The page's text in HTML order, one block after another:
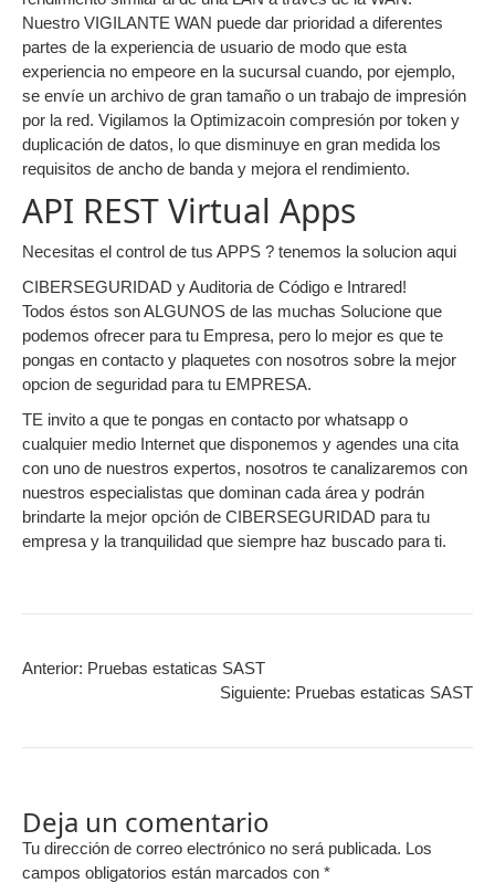
Nuestro VIGILANTE WAN puede dar prioridad a diferentes
partes de la experiencia de usuario de modo que esta
experiencia no empeore en la sucursal cuando, por ejemplo,
se envíe un archivo de gran tamaño o un trabajo de impresión
por la red. Vigilamos la Optimizacoin compresión por token y
duplicación de datos, lo que disminuye en gran medida los
requisitos de ancho de banda y mejora el rendimiento.
API REST Virtual Apps
Necesitas el control de tus APPS ? tenemos la solucion aqui
CIBERSEGURIDAD y Auditoria de Código e Intrared!
Todos éstos son ALGUNOS de las muchas Solucione que
podemos ofrecer para tu Empresa, pero lo mejor es que te
pongas en contacto y plaquetes con nosotros sobre la mejor
opcion de seguridad para tu EMPRESA.
TE invito a que te pongas en contacto por whatsapp o
cualquier medio Internet que disponemos y agendes una cita
con uno de nuestros expertos, nosotros te canalizaremos con
nuestros especialistas que dominan cada área y podrán
brindarte la mejor opción de CIBERSEGURIDAD para tu
empresa y la tranquilidad que siempre haz buscado para ti.
Anterior: Pruebas estaticas SAST
Siguiente: Pruebas estaticas SAST
Deja un comentario
Tu dirección de correo electrónico no será publicada. Los
campos obligatorios están marcados con *